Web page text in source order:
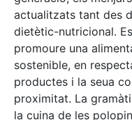
actualitzats tant des
dietètic-nutricional.
promoure una
sostenible, en
productes i la seua
proximitat. La
la cuina de les